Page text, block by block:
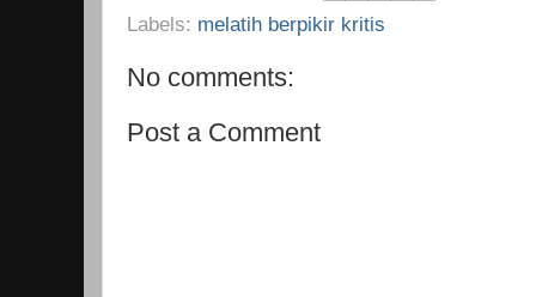
Labels: melatih berpikir kritis
No comments:
Post a Comment